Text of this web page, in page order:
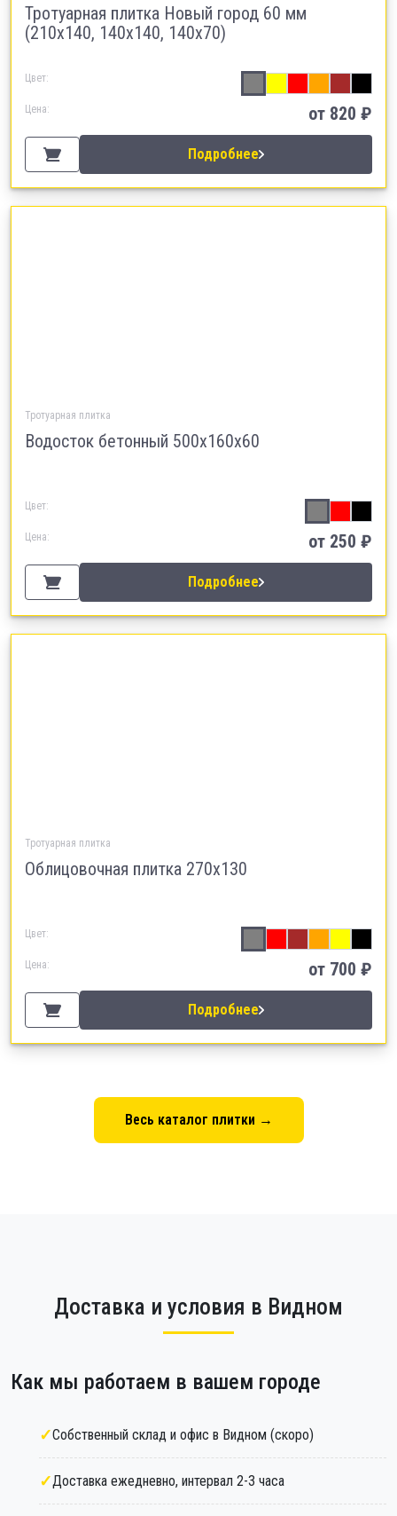
Тротуарная плитка Новый город 60 мм
(210х140, 140х140, 140х70)
Цвет:
Цена: от 820 ₽
Подробнее
Тротуарная плитка
Водосток бетонный 500х160х60
Цвет:
Цена: от 250 ₽
Подробнее
Тротуарная плитка
Облицовочная плитка 270х130
Цвет:
Цена: от 700 ₽
Подробнее
Весь каталог плитки →
Доставка и условия в Видном
Как мы работаем в вашем городе
Собственный склад и офис в Видном (скоро)
Доставка ежедневно, интервал 2-3 часа